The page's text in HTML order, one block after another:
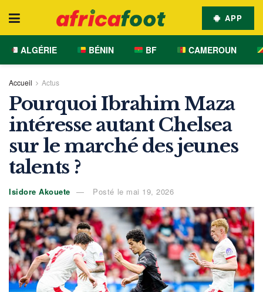
APP
ALGÉRIE BÉNIN BF CAMEROUN
Accueil Actus
Pourquoi Ibrahim Maza
intéresse autant Chelsea
sur le marché des jeunes
talents ?
Isidore Akouete Posté le mai 19, 2026